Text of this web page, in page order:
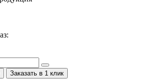
Заказать в 1 клик